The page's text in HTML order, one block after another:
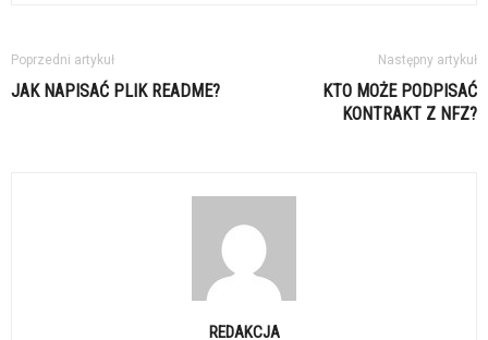
Poprzedni artykuł
JAK NAPISAĆ PLIK README?
Następny artykuł
KTO MOŻE PODPISAĆ
KONTRAKT Z NFZ?
REDAKCJA